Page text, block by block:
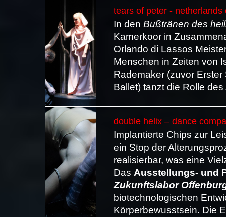
tears of peter -
In den Bußtränen des
Kamerkoor in
Orlando di Lassos
Menschen in Zeiten von
Rademaker (zuvor
Ballet) tanzt die Rolle
double helix – dance
Implantierte Chips zur
ein Stop der
realisierbar, was eine
Das Ausstellungs- und
Zukunftslabor
biotechnologischen
Körperbewusstsein. Die